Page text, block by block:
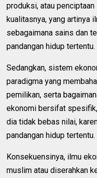
produksi, atau
kualitasnya, yang artinya
sebagaimana sains dan
pandangan hidup tertentu.
Sedangkan, sistem
paradigma yang
pemilikan, serta
ekonomi bersifat
dia tidak bebas nilai,
pandangan hidup tertentu.
Konsekuensinya, ilmu
muslim atau diserahkan